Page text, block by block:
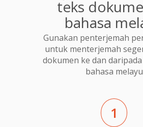
teks
bahasa
Gunakan penterjemah
untuk menterjemah
dokumen ke dan
bahasa melayu
1